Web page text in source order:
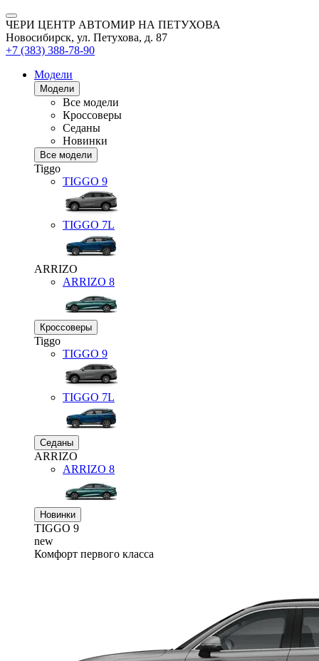
ЧЕРИ ЦЕНТР АВТОМИР НА ПЕТУХОВА
Новосибирск, ул. Петухова, д. 87
+7 (383) 388-78-90
Модели
Модели
Все модели
Кроссоверы
Седаны
Новинки
Все модели
Tiggo
TIGGO 9
TIGGO 7L
ARRIZO
ARRIZO 8
Кроссоверы
Tiggo
TIGGO 9
TIGGO 7L
Седаны
ARRIZO
ARRIZO 8
Новинки
TIGGO 9
new
Комфорт первого класса